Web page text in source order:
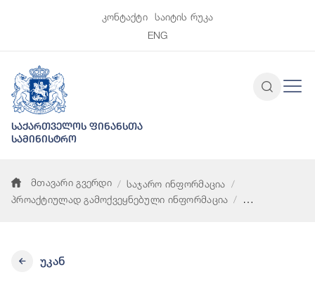
კონტაქტი
საიტის რუკა
ENG
საქართველოს ფინანსთა
სამინისტრო
მთავარი გვერდი
საჯარო ინფორმაცია
პროაქტიულად გამოქვეყნებული ინფორმაცია
უკან